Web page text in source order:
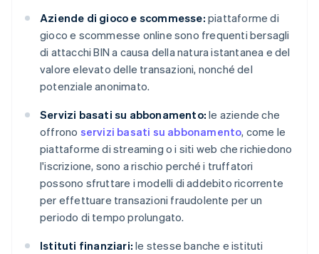
Aziende di gioco e scommesse: piattaforme di
gioco e scommesse online sono frequenti bersagli
di attacchi BIN a causa della natura istantanea e del
valore elevato delle transazioni, nonché del
potenziale anonimato.
Servizi basati su abbonamento: le aziende che
offrono servizi basati su abbonamento, come le
piattaforme di streaming o i siti web che richiedono
l'iscrizione, sono a rischio perché i truffatori
possono sfruttare i modelli di addebito ricorrente
per effettuare transazioni fraudolente per un
periodo di tempo prolungato.
Istituti finanziari: le stesse banche e istituti